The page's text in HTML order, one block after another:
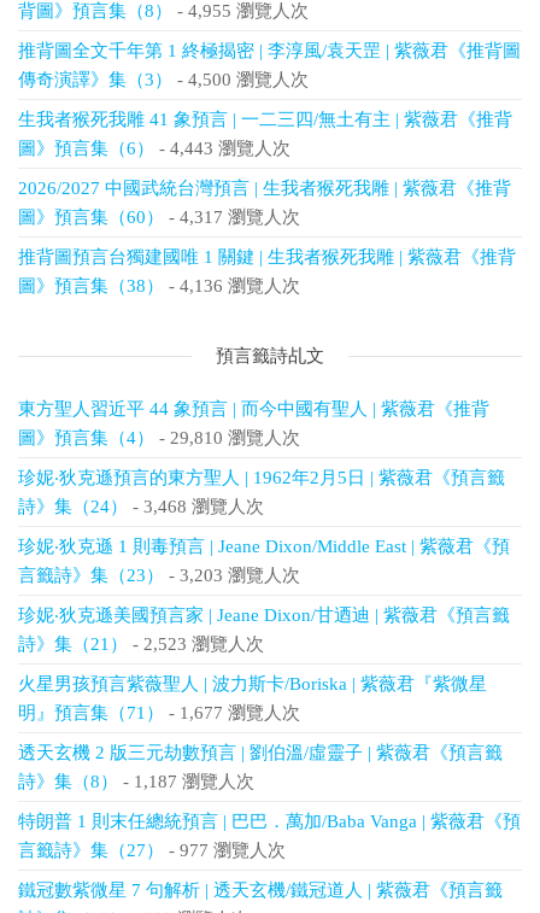
背圖》預言集（8）
- 4,955 瀏覽人次
推背圖全文千年第 1 終極揭密 | 李淳風/袁天罡 | 紫薇君《推背圖
傳奇演譯》集（3）
- 4,500 瀏覽人次
生我者猴死我雕 41 象預言 | 一二三四/無土有主 | 紫薇君《推背
圖》預言集（6）
- 4,443 瀏覽人次
2026/2027 中國武統台灣預言 | 生我者猴死我雕 | 紫薇君《推背
圖》預言集（60）
- 4,317 瀏覽人次
推背圖預言台獨建國唯 1 關鍵 | 生我者猴死我雕 | 紫薇君《推背
圖》預言集（38）
- 4,136 瀏覽人次
預言籤詩乩文
東方聖人習近平 44 象預言 | 而今中國有聖人 | 紫薇君《推背
圖》預言集（4）
- 29,810 瀏覽人次
珍妮‧狄克遜預言的東方聖人 | 1962年2月5日 | 紫薇君《預言籤
詩》集（24）
- 3,468 瀏覽人次
珍妮‧狄克遜 1 則毒預言 | Jeane Dixon/Middle East | 紫薇君《預
言籤詩》集（23）
- 3,203 瀏覽人次
珍妮‧狄克遜美國預言家 | Jeane Dixon/甘迺迪 | 紫薇君《預言籤
詩》集（21）
- 2,523 瀏覽人次
火星男孩預言紫薇聖人 | 波力斯卡/Boriska | 紫薇君『紫微星
明』預言集（71）
- 1,677 瀏覽人次
透天玄機 2 版三元劫數預言 | 劉伯溫/虛靈子 | 紫薇君《預言籤
詩》集（8）
- 1,187 瀏覽人次
特朗普 1 則末任總統預言 | 巴巴．萬加/Baba Vanga | 紫薇君《預
言籤詩》集（27）
- 977 瀏覽人次
鐵冠數紫微星 7 句解析 | 透天玄機/鐵冠道人 | 紫薇君《預言籤